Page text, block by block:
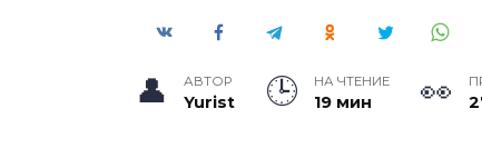
АВТОР
Yurist
НА ЧТЕНИЕ
19 мин